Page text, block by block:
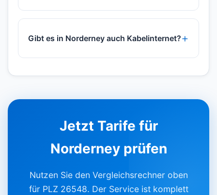
Gibt es in Norderney auch Kabelinternet?
Jetzt Tarife für
Norderney prüfen
Nutzen Sie den Vergleichsrechner oben
für PLZ 26548. Der Service ist komplett